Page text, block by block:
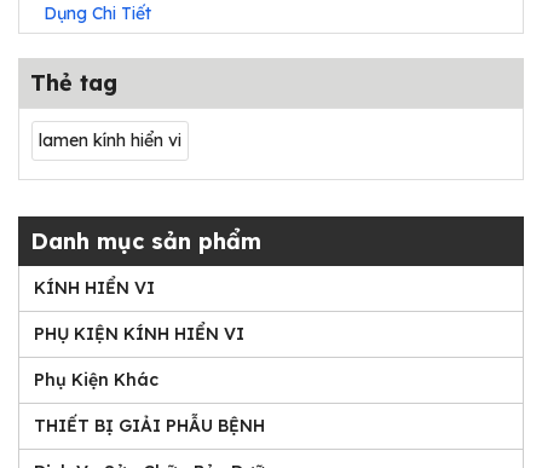
Dụng Chi Tiết
Thẻ tag
lamen kính hiển vi
Danh mục sản phẩm
KÍNH HIỂN VI
PHỤ KIỆN KÍNH HIỂN VI
Phụ Kiện Khác
THIẾT BỊ GIẢI PHẪU BỆNH